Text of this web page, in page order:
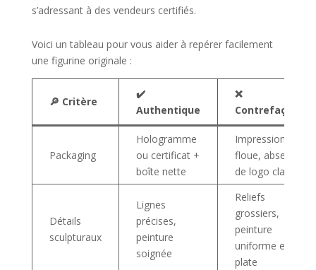
s’adressant à des vendeurs certifiés.
Voici un tableau pour vous aider à repérer facilement
une figurine originale :
🔎 Critère
✔️
Authentique
❌
Contrefaçon
Packaging
Hologramme
ou certificat +
boîte nette
Impression
floue, absence
de logo clair
Détails
sculpturaux
Lignes
précises,
peinture
soignée
Reliefs
grossiers,
peinture
uniforme et
plate